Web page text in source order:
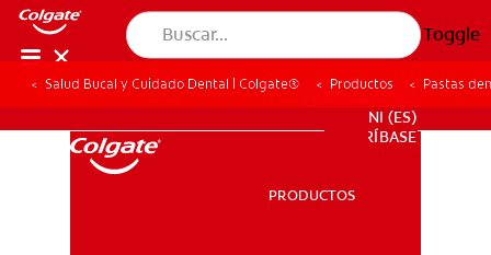
Toggle
NI (ES)
SUSCRÍBASE
PRODUCTOS
Salud Bucal y Cuidado Dental | Colgate® Productos Pastas